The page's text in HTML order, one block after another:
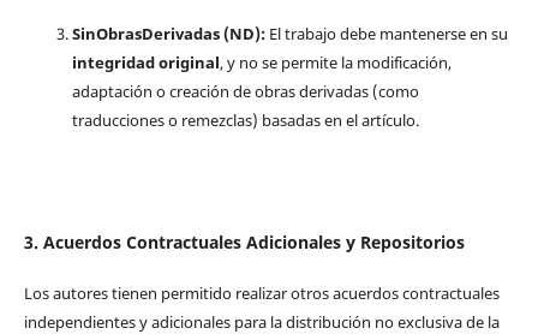
SinObrasDerivadas (ND):El trabajo debe mantenerse en su
integridad original, y no se permite la modificación,
adaptación o creación de obras derivadas (como
traducciones o remezclas) basadas en el artículo.
3. Acuerdos Contractuales Adicionales y Repositorios
Los autores tienen permitido realizar otros acuerdos contractuales
independientes y adicionales para la distribución no exclusiva de la